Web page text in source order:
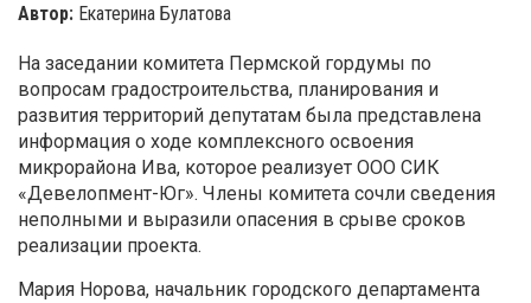
Автор: Екатерина Булатова
На заседании комитета Пермской гордумы по
вопросам градостроительства, планирования и
развития территорий депутатам была представлена
информация о ходе комплексного освоения
микрорайона Ива, которое реализует ООО СИК
«Девелопмент-Юг». Члены комитета сочли сведения
неполными и выразили опасения в срыве сроков
реализации проекта.
Мария Норова, начальник городского департамента